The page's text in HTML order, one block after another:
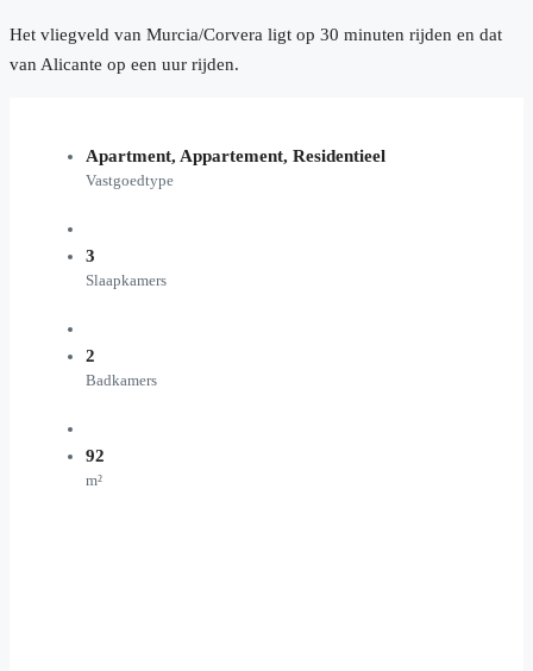
Het vliegveld van Murcia/Corvera ligt op 30 minuten rijden en dat
van Alicante op een uur rijden.
Apartment, Appartement, Residentieel
Vastgoedtype
3
Slaapkamers
2
Badkamers
92
m²